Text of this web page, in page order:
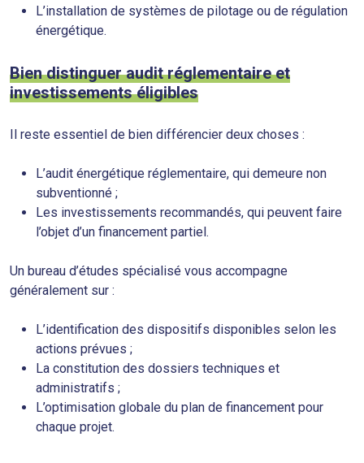
L’installation de systèmes de pilotage ou de régulation
énergétique.
Bien distinguer audit réglementaire et
investissements éligibles
Il reste essentiel de bien différencier deux choses :
L’audit énergétique réglementaire, qui demeure non
subventionné ;
Les investissements recommandés, qui peuvent faire
l’objet d’un financement partiel.
Un bureau d’études spécialisé vous accompagne
généralement sur :
L’identification des dispositifs disponibles selon les
actions prévues ;
La constitution des dossiers techniques et
administratifs ;
L’optimisation globale du plan de financement pour
chaque projet.